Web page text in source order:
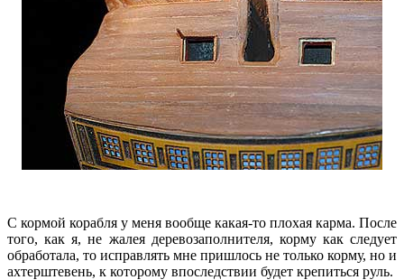
С кормой корабля у меня вообще какая-то плохая карма. После
того, как я, не жалея деревозаполнителя, корму как следует
обработала, то исправлять мне пришлось не только корму, но и
ахтерштевень, к которому впоследствии будет крепиться руль.